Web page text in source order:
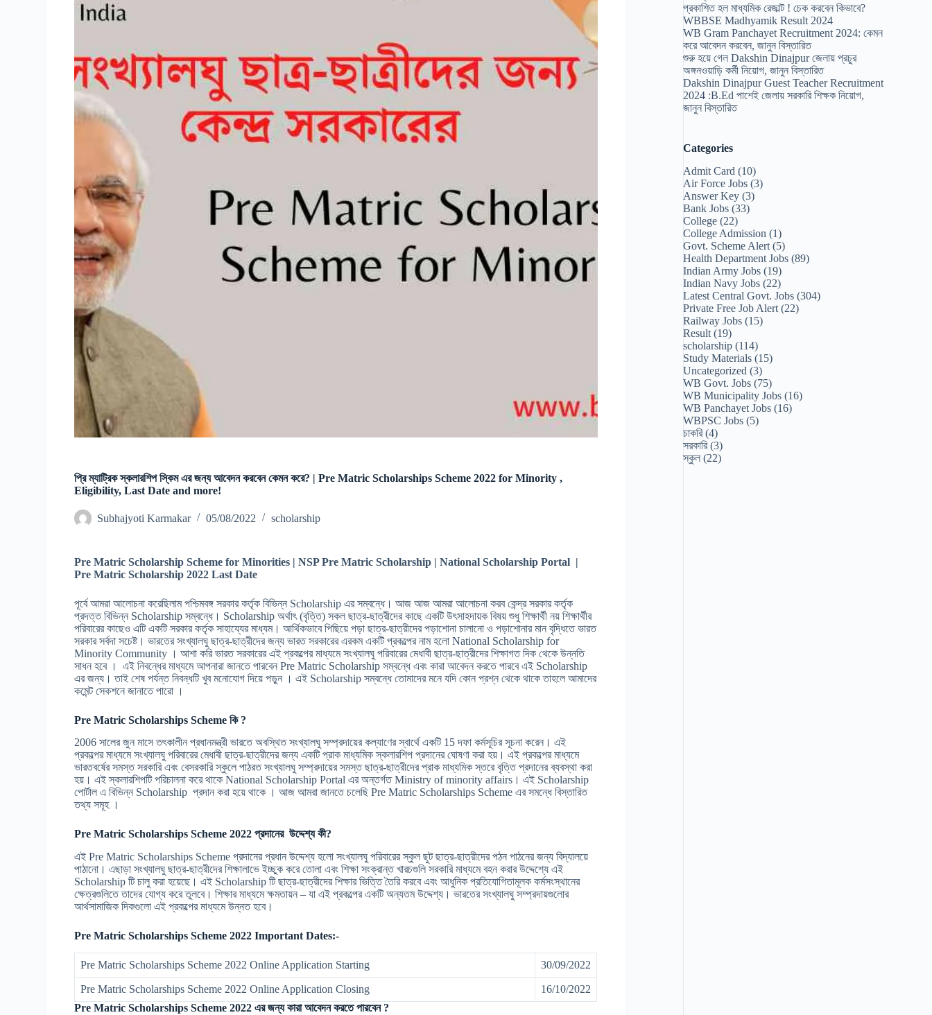
প্রি ম্যাট্রিক স্কলারশিপ স্কিম এর জন্য আবেদন করবেন কেমন করে? | Pre Matric Scholarships Scheme 2022 for Minority ,
Eligibility, Last Date and more!
Subhajyoti Karmakar 05/08/2022 scholarship
Pre Matric Scholarship Scheme for Minorities | NSP Pre Matric Scholarship | National Scholarship Portal |
Pre Matric Scholarship 2022 Last Date
পূর্বে আমরা আলোচনা করেছিলাম পশ্চিমবঙ্গ সরকার কর্তৃক বিভিন্ন Scholarship এর সম্বন্ধে। আজ আজ আমরা আলোচনা করব কেন্দ্র সরকার কর্তৃক
প্রদত্ত বিভিন্ন Scholarship সম্বন্ধে। Scholarship অর্থাৎ (বৃত্তি) সকল ছাত্র-ছাত্রীদের কাছে একটি উৎসাহদায়ক বিষয় শুধু শিক্ষার্থী নয় শিক্ষার্থীর
পরিবারের কাছেও এটি একটি সরকার কর্তৃক সাহায্যের মাধ্যম। আর্থিকভাবে পিছিয়ে পড়া ছাত্র-ছাত্রীদের পড়াশোনা চালানো ও পড়াশোনার মান বৃদ্ধিতে ভারত
সরকার সর্বদা সচেষ্ট। ভারতের সংখ্যালঘু ছাত্র-ছাত্রীদের জন্য ভারত সরকারের এরকম একটি প্রকল্পের নাম হলো National Scholarship for
Minority Community । আশা করি ভারত সরকারের এই প্রকল্পের মাধ্যমে সংখ্যালঘু পরিবারের মেধাবী ছাত্র-ছাত্রীদের শিক্ষাগত দিক থেকে উন্নতি
সাধন হবে । এই নিবন্ধের মাধ্যমে আপনারা জানতে পারবেন Pre Matric Scholarship সম্বন্ধে এবং কারা আবেদন করতে পারবে এই Scholarship
এর জন্য। তাই শেষ পর্যন্ত নিবন্ধটি খুব মনোযোগ দিয়ে পড়ুন । এই Scholarship সম্বন্ধে তোমাদের মনে যদি কোন প্রশ্ন থেকে থাকে তাহলে আমাদের
কমেন্ট সেকশনে জানাতে পারো ।
Pre Matric Scholarships Scheme কি ?
2006 সালের জুন মাসে তৎকালীন প্রধানমন্ত্রী ভারতে অবস্থিত সংখ্যালঘু সম্প্রদায়ের কল্যাণের স্বার্থে একটি 15 দফা কর্মসূচির সূচনা করেন। এই
প্রকল্পের মাধ্যমে সংখ্যালঘু পরিবারের মেধাবী ছাত্র-ছাত্রীদের জন্য একটি প্রাক মাধ্যমিক স্কলারশিপ প্রদানের ঘোষণা করা হয়। এই প্রকল্পের মাধ্যমে
ভারতবর্ষের সমস্ত সরকারি এবং বেসরকারি স্কুলে পাঠরত সংখ্যালঘু সম্প্রদায়ের সমস্ত ছাত্র-ছাত্রীদের প্রাক মাধ্যমিক স্তরে বৃত্তি প্রদানের ব্যবস্থা করা
হয়। এই স্কলারশিপটি পরিচালনা করে থাকে National Scholarship Portal এর অন্তর্গত Ministry of minority affairs। এই Scholarship
পোর্টাল এ বিভিন্ন Scholarship প্রদান করা হয়ে থাকে । আজ আমরা জানতে চলেছি Pre Matric Scholarships Scheme এর সমন্ধে বিস্তারিত
তথ্য সমূহ ।
Pre Matric Scholarships Scheme 2022 প্রদানের উদ্দেশ্য কী?
এই Pre Matric Scholarships Scheme প্রদানের প্রধান উদ্দেশ্য হলো সংখ্যালঘু পরিবারের স্কুল ছুট ছাত্র-ছাত্রীদের পঠন পাঠনের জন্য বিদ্যালয়ে
পাঠানো। এছাড়া সংখ্যালঘু ছাত্র-ছাত্রীদের শিক্ষালাভে ইচ্ছুক করে তোলা এবং শিক্ষা সংক্রান্ত খারচগুলি সরকারি মাধ্যমে বহন করার উদ্দেশ্যে এই
Scholarship টি চালু করা হয়েছে। এই Scholarship টি ছাত্র-ছাত্রীদের শিক্ষার ভিত্তি তৈরি করবে এবং আধুনিক প্রতিযোগিতামূলক কর্মসংস্থানের
ক্ষেত্রগুলিতে তাদের যোগ্য করে তুলবে। শিক্ষার মাধ্যমে ক্ষমতায়ন – যা এই প্রকল্পের একটি অন্যতম উদ্দেশ্য। ভারতের সংখ্যালঘু সম্প্রদায়গুলোর
আর্থসামাজিক দিকগুলো এই প্রকল্পের মাধ্যমে উন্নত হবে।
Pre Matric Scholarships Scheme 2022 Important Dates:-
Pre Matric Scholarships Scheme 2022 Online Application Starting 30/09/2022
Pre Matric Scholarships Scheme 2022 Online Application Closing
16/10/2022
Pre Matric Scholarships Scheme 2022 এর জন্য কারা আবেদন করতে পারবেন ?
প্রকাশিত হল মাধ্যমিক রেজাল্ট ! চেক করবেন কিভাবে?
WBBSE Madhyamik Result 2024
WB Gram Panchayet Recruitment 2024: কেমন
করে আবেদন করবেন, জানুন বিস্তারিত
শুরু হয়ে গেল Dakshin Dinajpur জেলায় প্রচুর
অঙ্গনওয়াড়ি কর্মী নিয়োগ, জানুন বিস্তারিত
Dakshin Dinajpur Guest Teacher Recruitment
2024 :B.Ed পাশেই জেলায় সরকারি শিক্ষক নিয়োগ,
জানুন বিস্তারিত
Categories
Admit Card (10)
Air Force Jobs (3)
Answer Key (3)
Bank Jobs (33)
College (22)
College Admission (1)
Govt. Scheme Alert (5)
Health Department Jobs (89)
Indian Army Jobs (19)
Indian Navy Jobs (22)
Latest Central Govt. Jobs (304)
Private Free Job Alert (22)
Railway Jobs (15)
Result (19)
scholarship (114)
Study Materials (15)
Uncategorized (3)
WB Govt. Jobs (75)
WB Municipality Jobs (16)
WB Panchayet Jobs (16)
WBPSC Jobs (5)
চাকরি(4)
সরকারি(3)
স্কুল (22)